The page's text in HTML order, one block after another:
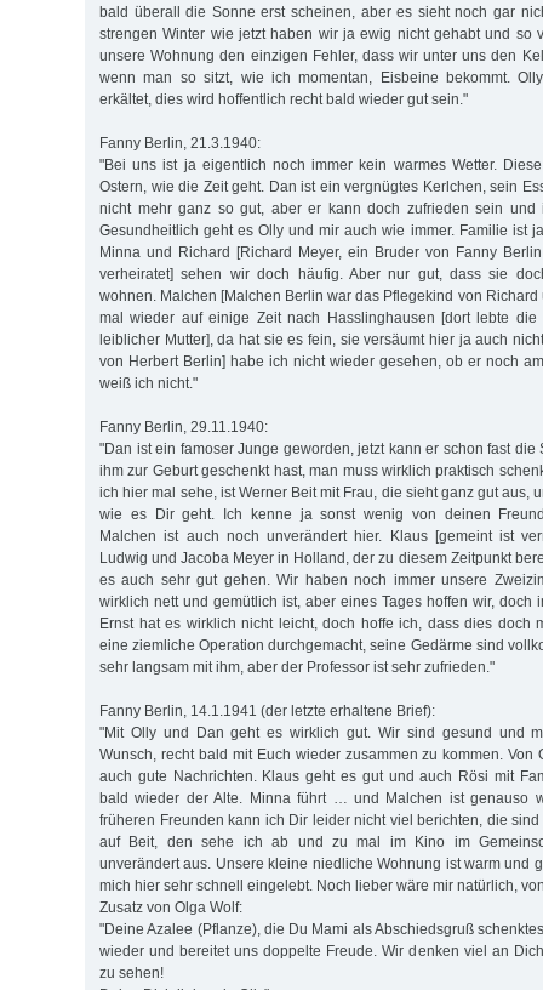
bald überall die Sonne erst scheinen, aber es sieht noch gar
strengen Winter wie jetzt haben wir ja ewig nicht gehabt und so
unsere Wohnung den einzigen Fehler, dass wir unter uns den
wenn man so sitzt, wie ich momentan, Eisbeine bekommt.
erkältet, dies wird hoffentlich recht bald wieder gut sein."
Fanny Berlin, 21.3.1940:
"Bei uns ist ja eigentlich noch immer kein warmes Wetter.
Ostern, wie die Zeit geht. Dan ist ein vergnügtes Kerlchen, sein
nicht mehr ganz so gut, aber er kann doch zufrieden sein und
Gesundheitlich geht es Olly und mir auch wie immer. Familie ist
Minna und Richard [Richard Meyer, ein Bruder von Fanny
verheiratet] sehen wir doch häufig. Aber nur gut, dass sie
wohnen. Malchen [Malchen Berlin war das Pflegekind von Richard
mal wieder auf einige Zeit nach Hasslinghausen [dort lebte die
leiblicher Mutter], da hat sie es fein, sie versäumt hier ja auch
von Herbert Berlin] habe ich nicht wieder gesehen, ob er noch
weiß ich nicht."
Fanny Berlin, 29.11.1940:
"Dan ist ein famoser Junge geworden, jetzt kann er schon fast die
ihm zur Geburt geschenkt hast, man muss wirklich praktisch
ich hier mal sehe, ist Werner Beit mit Frau, die sieht ganz gut aus,
wie es Dir geht. Ich kenne ja sonst wenig von deinen
Malchen ist auch noch unverändert hier. Klaus [gemeint ist
Ludwig und Jacoba Meyer in Holland, der zu diesem Zeitpunkt
es auch sehr gut gehen. Wir haben noch immer unsere
wirklich nett und gemütlich ist, aber eines Tages hoffen wir, doch
Ernst hat es wirklich nicht leicht, doch hoffe ich, dass dies doch
eine ziemliche Operation durchgemacht, seine Gedärme sind
sehr langsam mit ihm, aber der Professor ist sehr zufrieden."
Fanny Berlin, 14.1.1941 (der letzte erhaltene Brief):
"Mit Olly und Dan geht es wirklich gut. Wir sind gesund und
Wunsch, recht bald mit Euch wieder zusammen zu kommen. Von
auch gute Nachrichten. Klaus geht es gut und auch Rösi mit
bald wieder der Alte. Minna führt … und Malchen ist genauso
früheren Freunden kann ich Dir leider nicht viel berichten, die
auf Beit, den sehe ich ab und zu mal im Kino im
unverändert aus. Unsere kleine niedliche Wohnung ist warm und
mich hier sehr schnell eingelebt. Noch lieber wäre mir natürlich,
Zusatz von Olga Wolf:
"Deine Azalee (Pflanze), die Du Mami als Abschiedsgruß
wieder und bereitet uns doppelte Freude. Wir denken viel an
zu sehen!